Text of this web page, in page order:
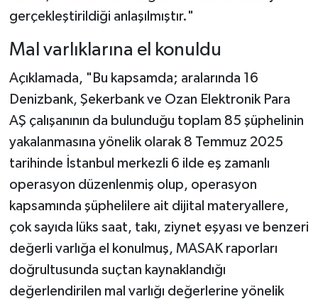
gerçekleştirildiği anlaşılmıştır."
Mal varlıklarına el konuldu
Açıklamada, "Bu kapsamda; aralarında 16
Denizbank, Şekerbank ve Ozan Elektronik Para
AŞ çalışanının da bulunduğu toplam 85 şüphelinin
yakalanmasına yönelik olarak 8 Temmuz 2025
tarihinde İstanbul merkezli 6 ilde eş zamanlı
operasyon düzenlenmiş olup, operasyon
kapsamında şüphelilere ait dijital materyallere,
çok sayıda lüks saat, takı, ziynet eşyası ve benzeri
değerli varlığa el konulmuş, MASAK raporları
doğrultusunda suçtan kaynaklandığı
değerlendirilen mal varlığı değerlerine yönelik